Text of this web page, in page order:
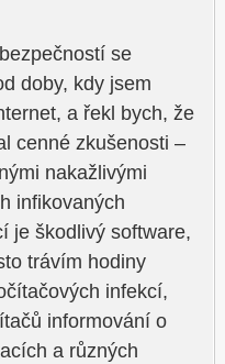
se
doby, kdy jsem
a řekl bych, že
cenné zkušenosti –
nakažlivými
infikovaných
je škodlivý software,
trávím hodiny
infekcí,
informování o
a různých